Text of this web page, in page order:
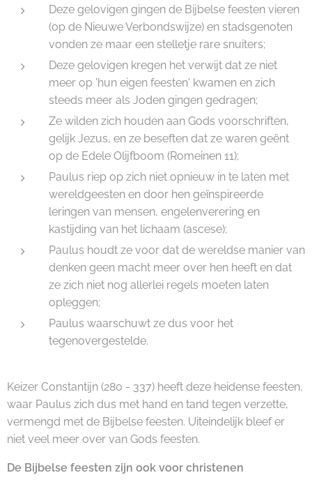
Deze gelovigen gingen de Bijbelse feesten vieren
(op de Nieuwe Verbondswijze) en stadsgenoten
vonden ze maar een stelletje rare snuiters;
Deze gelovigen kregen het verwijt dat ze niet
meer op 'hun eigen feesten' kwamen en zich
steeds meer als Joden gingen gedragen;
Ze wilden zich houden aan Gods voorschriften,
gelijk Jezus, en ze beseften dat ze waren geënt
op de Edele Olijfboom (Romeinen 11);
Paulus riep op zich niet opnieuw in te laten met
wereldgeesten en door hen geïnspireerde
leringen van mensen, engelenverering en
kastijding van het lichaam (ascese);
Paulus houdt ze voor dat de wereldse manier van
denken geen macht meer over hen heeft en dat
ze zich niet nog allerlei regels moeten laten
opleggen;
Paulus waarschuwt ze dus voor het
tegenovergestelde.
Keizer Constantijn (280 - 337) heeft deze heidense feesten,
waar Paulus zich dus met hand en tand tegen verzette,
vermengd met de Bijbelse feesten. Uiteindelijk bleef er
niet veel meer over van Gods feesten.
De Bijbelse feesten zijn ook voor christenen